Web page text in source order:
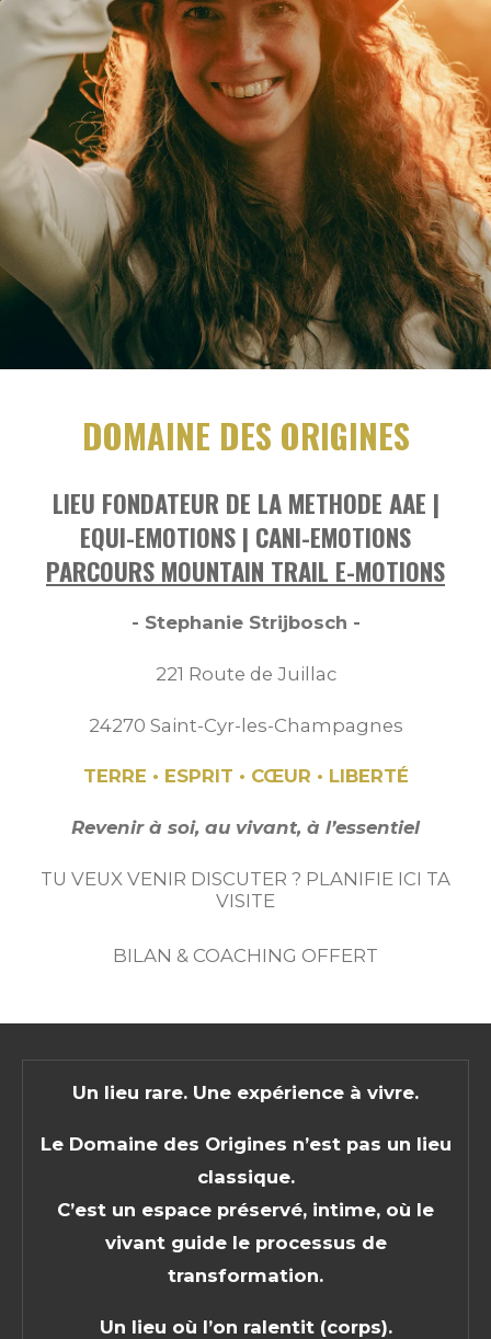
DOMAINE DES ORIGINES
LIEU FONDATEUR DE LA METHODE AAE |
EQUI-EMOTIONS | CANI-EMOTIONS
PARCOURS MOUNTAIN TRAIL E-MOTIONS
- Stephanie Strijbosch -
221 Route de Juillac
24270 Saint-Cyr-les-Champagnes
TERRE • ESPRIT • CŒUR • LIBERTÉ
Revenir à soi, au vivant, à l’essentiel
TU VEUX VENIR DISCUTER ? PLANIFIE ICI TA
VISITE
BILAN & COACHING OFFERT
Un lieu rare. Une expérience à vivre.
Le Domaine des Origines n’est pas un lieu
classique.
C’est un espace préservé, intime, où le
vivant guide le processus de
transformation.
Un lieu où l’on ralentit (corps).